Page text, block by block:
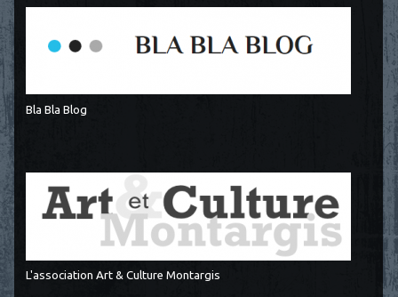
Bla Bla Blog
L'association Art & Culture Montargis